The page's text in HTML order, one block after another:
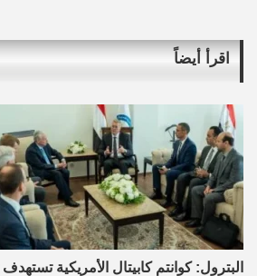
اقرأ أيضاً
البترول: كوانتم كابيتال الأمريكية